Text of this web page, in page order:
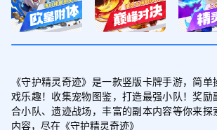
《守护精灵奇迹》是一款竖版卡牌手游，简
戏乐趣！收集宠物图鉴，打造最强小队！奖
合小队、遗迹战场，丰富的副本内容等你来探
内容，尽在《守护精灵奇迹》